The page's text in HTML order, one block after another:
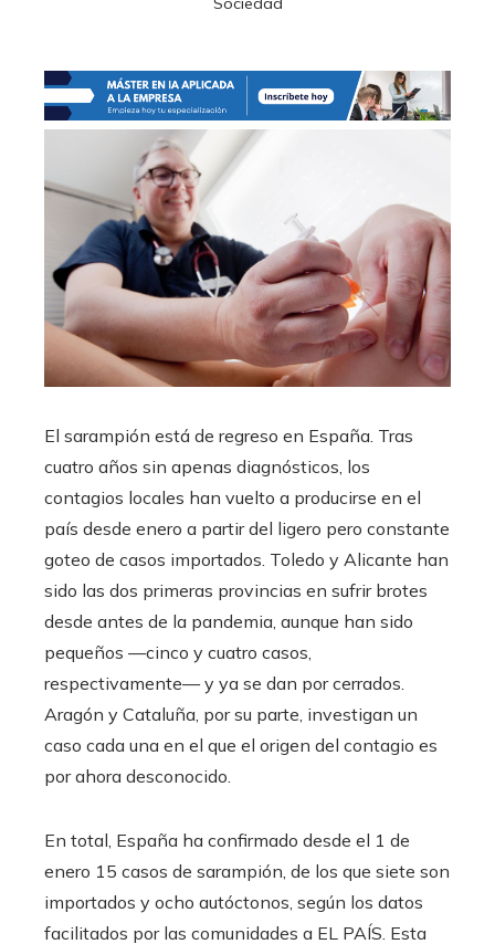
El sarampión está de regreso en España. Tras
cuatro años sin apenas diagnósticos, los
contagios locales han vuelto a producirse en el
país desde enero a partir del ligero pero constante
goteo de casos importados. Toledo y Alicante han
sido las dos primeras provincias en sufrir brotes
desde antes de la pandemia, aunque han sido
pequeños —cinco y cuatro casos,
respectivamente— y ya se dan por cerrados.
Aragón y Cataluña, por su parte, investigan un
caso cada una en el que el origen del contagio es
por ahora desconocido.
En total, España ha confirmado desde el 1 de
enero 15 casos de sarampión, de los que siete son
importados y ocho autóctonos, según los datos
facilitados por las comunidades a EL PAÍS. Esta